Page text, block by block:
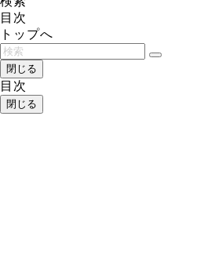
目次
トップへ
閉じる
目次
閉じる